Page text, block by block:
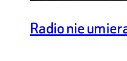
Radio nie